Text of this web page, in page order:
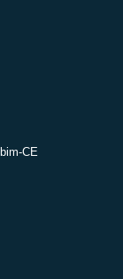
CE